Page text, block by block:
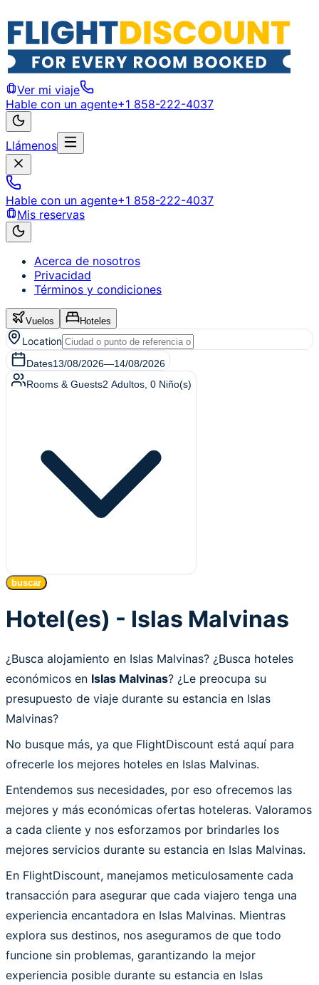
Ver mi viaje
Hable con un agente+1 858-222-4037
Llámenos
Hable con un agente+1 858-222-4037
Mis reservas
Acerca de nosotros
Privacidad
Términos y condiciones
Vuelos Hoteles
Location
Dates13/08/2026—14/08/2026
Rooms & Guests2 Adultos 0 Niño(s)
buscar
Hotel(es) - Islas Malvinas
¿Busca alojamiento en Islas Malvinas? ¿Busca hoteles
económicos en Islas Malvinas? ¿Le preocupa su
presupuesto de viaje durante su estancia en Islas
Malvinas?
No busque más, ya que FlightDiscount está aquí para
ofrecerle los mejores hoteles en Islas Malvinas.
Entendemos sus necesidades, por eso ofrecemos las
mejores y más económicas ofertas hoteleras. Valoramos
a cada cliente y nos esforzamos por brindarles los
mejores servicios durante su estancia en Islas Malvinas.
En FlightDiscount, manejamos meticulosamente cada
transacción para asegurar que cada viajero tenga una
experiencia encantadora en Islas Malvinas. Mientras
explora sus destinos, nos aseguramos de que todo
funcione sin problemas, garantizando la mejor
experiencia posible durante su estancia en Islas